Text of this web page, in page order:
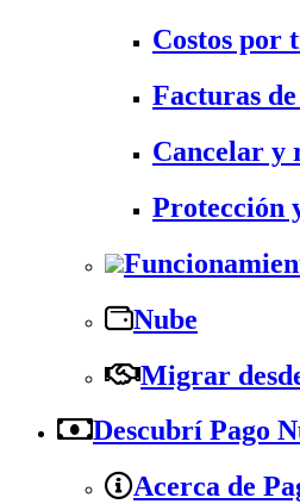
Costos por
Facturas
Cancelar y
Protección
Nube
Migrar
Descubrí Pago
Acerca de